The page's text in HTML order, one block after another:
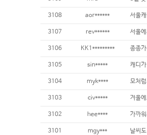
3108 aor******
3107 rev******
3106 KK1*********
3105 sin*****
3104 myk****
3103 civ*****
3102 hee**** 가까
3101 mgy*** 날씨